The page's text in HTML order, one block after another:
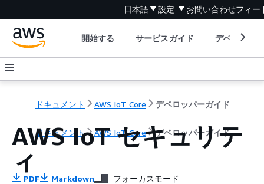
日本語 設定 お問い合わせフィー
開始する サービスガイド デベロッパ
ドキュメント AWS IoT Core デベロッパーガイド
ドキュメント AWS IoT Core デベロッパーガイド
AWS IoT セキュリテ
ィ
PDF Markdown フォーカスモード